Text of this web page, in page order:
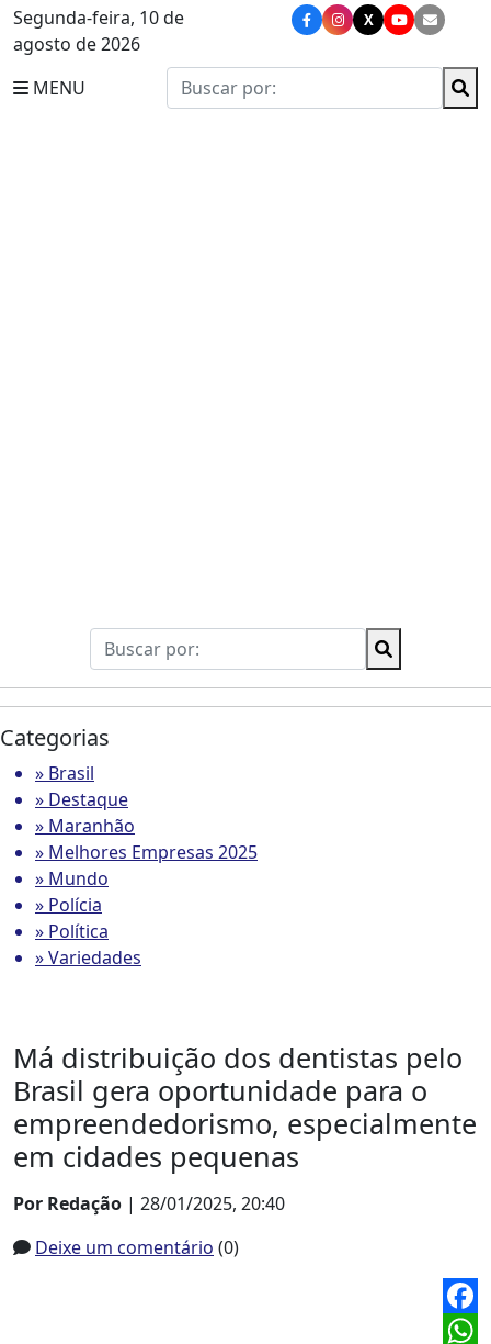
Segunda-feira, 10 de
agosto de 2026
X
MENU
Categorias
» Brasil
» Destaque
» Maranhão
» Melhores Empresas 2025
» Mundo
» Polícia
» Política
» Variedades
Má distribuição dos dentistas pelo
Brasil gera oportunidade para o
empreendedorismo, especialmente
em cidades pequenas
Por Redação | 28/01/2025, 20:40
Deixe um comentário (0)